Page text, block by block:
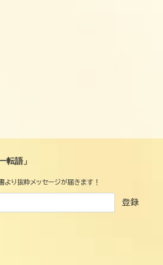
転語」
り抜粋メッセージが届きます！
登録